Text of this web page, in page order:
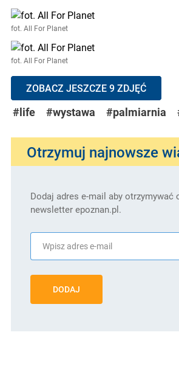
fot. All For Planet
fot. All For Planet
ZOBACZ JESZCZE 9 ZDJĘĆ
#life #wystawa #palmiarnia
Otrzymuj najnowsze
Dodaj adres e-mail aby otrzymywać
newsletter epoznan.pl.
DODAJ